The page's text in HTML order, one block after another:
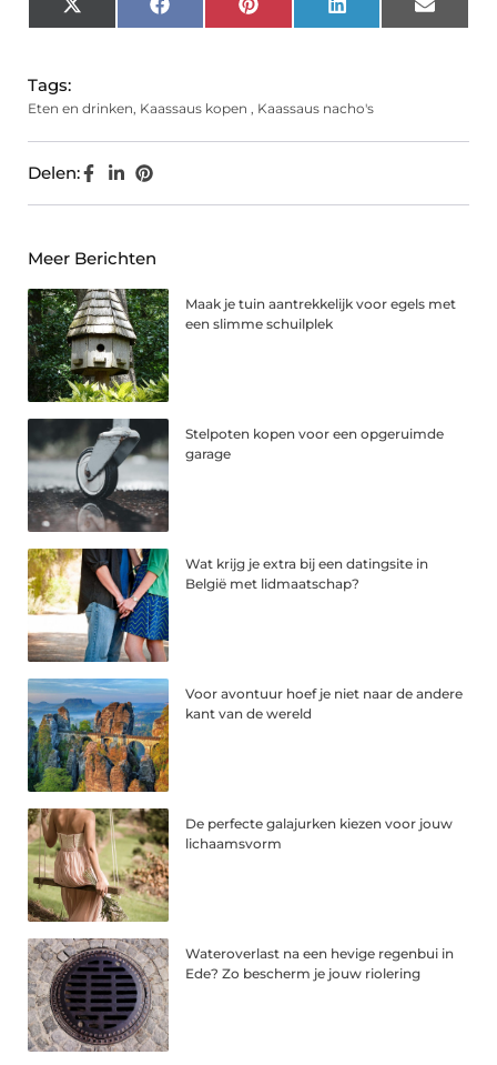
X
(Twitter)
FacebookPinterest LinkedIn Email
Tags:
Eten en drinken, Kaassaus kopen , Kaassaus nacho's
Delen:
Meer Berichten
Maak je tuin aantrekkelijk voor egels met
een slimme schuilplek
Stelpoten kopen voor een opgeruimde
garage
Wat krijg je extra bij een datingsite in
België met lidmaatschap?
Voor avontuur hoef je niet naar de andere
kant van de wereld
De perfecte galajurken kiezen voor jouw
lichaamsvorm
Wateroverlast na een hevige regenbui in
Ede? Zo bescherm je jouw riolering